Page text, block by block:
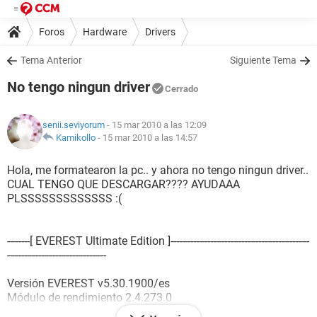
Foros Hardware Drivers
Tema Anterior Siguiente Tema
No tengo ningun driver Cerrado
senii.seviyorum - 15 mar 2010 a las 12:09
Kamikollo - 15 mar 2010 a las 14:57
Hola, me formatearon la pc.. y ahora no tengo ningun driver..
CUAL TENGO QUE DESCARGAR???? AYUDAAA
PLSSSSSSSSSSSSS :(
--------[ EVEREST Ultimate Edition ]-------------------------------------------------
----------­­-------------------------
Versión EVEREST v5.30.1900/es
Módulo de rendimiento 2.4.273.0
http://www.lavalys.com/